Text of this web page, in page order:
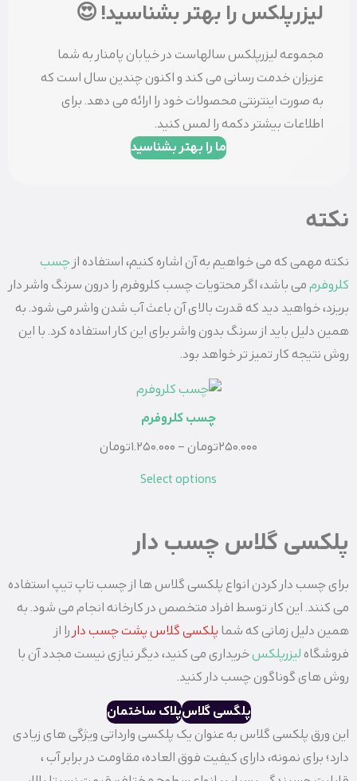
لیزرپلکس را بهتر بشناسید! 😍
مجموعه لیزرپلکس سالهاست در خیابان پامنار به شما
عزیزان خدمت رسانی می کند و اکنون چندین سال است که
به صورت اینترنتی محصولات خود را ارائه می دهد. برای
اطلاعات بیشتر دکمه را لمس کنید.
ما را بهتر بشناسید
نکته
نکته مهمی که می خواهیم به آن اشاره کنیم، استفاده ازچسب
کلروفرممی باشد، اگر محتویات چسب کلروفرم را درون سرنگ واشر دار
بریزد، خواهید دید که قدرت بالای آن باعث آب شدن واشر می شود. به
همین دلیل باید از سرنگ بدون واشر برای این کار استفاده کرد. با این
روش نتیجه کار تمیز تر خواهد بود.
چسب کلروفرم
250.000تومان –
1.250.000تومان
Select options
پلکسی گلاس چسب دار
برای چسب دار کردن انواع پلکسی گلاس ها از چسب تاپ تیپ استفاده
می کنند. این کار توسط افراد متخصص در کارخانه انجام می شود. به
همین دلیل زمانی که شما پلکسی گلاس پشت چسب دار را از
فروشگاه لیزرپلکسخریداری می کنید، دیگر نیازی نیست مجدد آن با
روش های گوناگون چسب دار کنید.
پلگسی گلاسپلاک ساختمان
این ورق پلکسی گلاس به عنوان یک پلکسی وارداتی ویژگی های زیادی
دارد؛ برای نمونه، دارای کیفیت فوق العاده، مقاومت در برابر آب ،